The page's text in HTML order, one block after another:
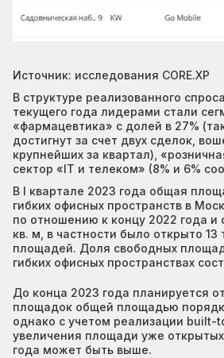
Источник: исследования CORE.XP
В структуре реализованного
текущего года лидерами стали
«фармацевтика» с долей в 27%
достигнут за счет двух сделок,
крупнейших за квартал),
сектор «IT и телеком» (8% и 6%
В I квартале 2023 года общая
гибких офисных пространств в
по отношению к концу 2022 года и
кв. м, в частности было открыто 13
площадей. Доля свободных
гибких офисных пространствах
До конца 2023 года планируется
площадок общей площадью
однако с учетом реализации built-
увеличения площади уже открытых
года может быть выше.